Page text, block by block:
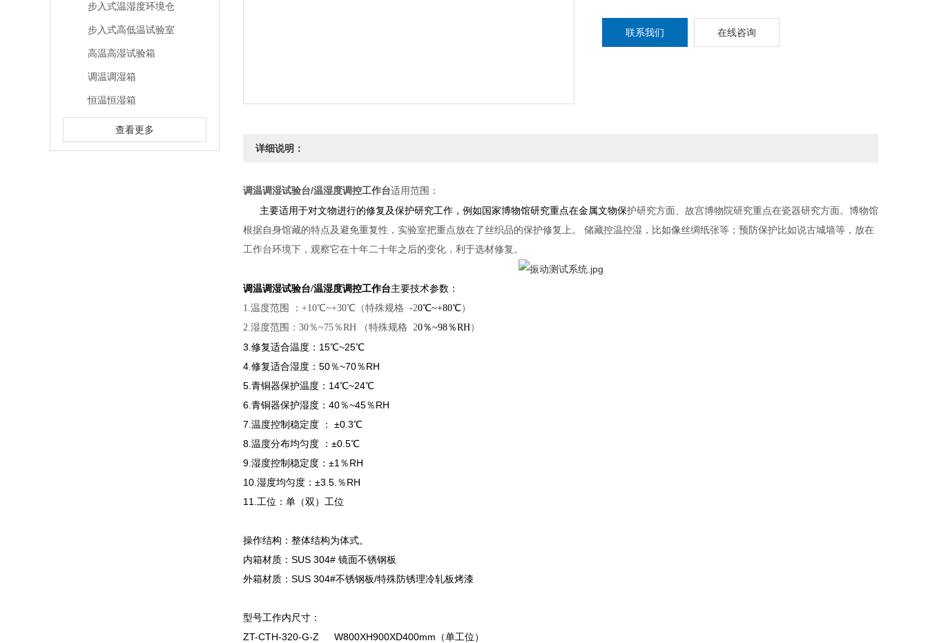
步入式温湿度环境仓
步入式高低温试验室
高温高湿试验箱
调温调湿箱
恒温恒湿箱
查看更多
联系我们 在线咨询
详细说明：
调温调湿试验台/温湿度调控工作台适用范围：
主要适用于对文物进行的修复及保护研究工作，例如国家博物馆研究重点在金属文物保护研究方面、故宫博物院研究重点在瓷器研究方面。博物馆
根据自身馆藏的特点及避免重复性，实验室把重点放在了丝织品的保护修复上。 储藏控温控湿，比如像丝绸纸张等；预防保护比如说古城墙等，放在
工作台环境下，观察它在十年二十年之后的变化，利于选材修复。
调温调湿试验台/温湿度调控工作台主要技术参数：
1.温度范围 ：+10℃~+30℃（特殊规格 -20℃~+80℃）
2.湿度范围：30％~75％RH （特殊规格 20％~98％RH）
3.修复适合温度：15℃~25℃
4.修复适合湿度：50％~70％RH
5.青铜器保护温度： 14℃~24℃
6.青铜器保护湿度：40％~45％RH
7.温度控制稳定度 ： ±0.3℃
8.温度分布均匀度 ：±0.5℃
9.湿度控制稳定度：±1％RH
10.湿度均匀度：±3.5.％RH
11.工位：单（双）工位
操作结构：整体结构为体式。
内箱材质：SUS 304# 镜面不锈钢板
外箱材质：SUS 304#不锈钢板/特殊防锈理冷轧板烤漆
型号工作内尺寸：
ZT-CTH-320-G-Z W800XH900XD400mm（单工位）